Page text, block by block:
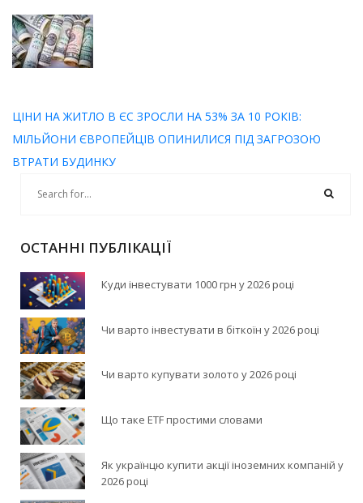
ЦІНИ НА ЖИТЛО В ЄС ЗРОСЛИ НА 53% ЗА 10 РОКІВ:
МІЛЬЙОНИ ЄВРОПЕЙЦІВ ОПИНИЛИСЯ ПІД ЗАГРОЗОЮ
ВТРАТИ БУДИНКУ
ОСТАННІ ПУБЛІКАЦІЇ
Куди інвестувати 1000 грн у 2026 році
Чи варто інвестувати в біткоїн у 2026 році
Чи варто купувати золото у 2026 році
Що таке ETF простими словами
Як українцю купити акції іноземних компаній у
2026 році